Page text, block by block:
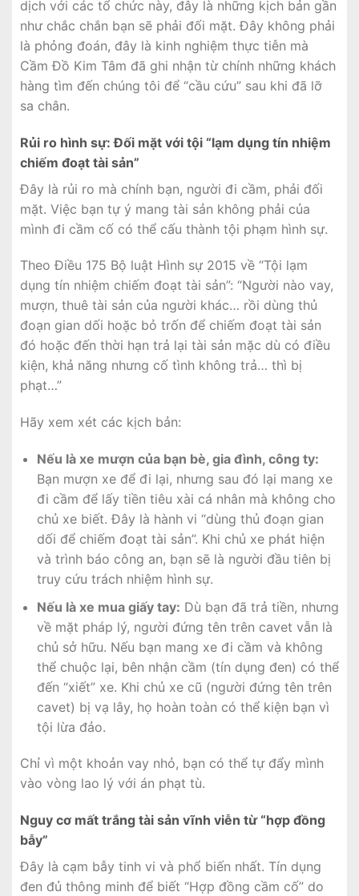
dịch với các tổ chức này, đây là những kịch bản gần
như chắc chắn bạn sẽ phải đối mặt. Đây không phải
là phỏng đoán, đây là kinh nghiệm thực tiễn mà
Cầm Đồ Kim Tâm đã ghi nhận từ chính những khách
hàng tìm đến chúng tôi để “cầu cứu” sau khi đã lỡ
sa chân.
Rủi ro hình sự: Đối mặt với tội “lạm dụng tín nhiệm
chiếm đoạt tài sản”
Đây là rủi ro mà chính bạn, người đi cầm, phải đối
mặt. Việc bạn tự ý mang tài sản không phải của
mình đi cầm cố có thể cấu thành tội phạm hình sự.
Theo Điều 175 Bộ luật Hình sự 2015 về “Tội lạm
dụng tín nhiệm chiếm đoạt tài sản”: “Người nào vay,
mượn, thuê tài sản của người khác… rồi dùng thủ
đoạn gian dối hoặc bỏ trốn để chiếm đoạt tài sản
đó hoặc đến thời hạn trả lại tài sản mặc dù có điều
kiện, khả năng nhưng cố tình không trả… thì bị
phạt…”
Hãy xem xét các kịch bản:
Nếu là xe mượn của bạn bè, gia đình, công ty:
Bạn mượn xe để đi lại, nhưng sau đó lại mang xe
đi cầm để lấy tiền tiêu xài cá nhân mà không cho
chủ xe biết. Đây là hành vi “dùng thủ đoạn gian
dối để chiếm đoạt tài sản”. Khi chủ xe phát hiện
và trình báo công an, bạn sẽ là người đầu tiên bị
truy cứu trách nhiệm hình sự.
Nếu là xe mua giấy tay: Dù bạn đã trả tiền, nhưng
về mặt pháp lý, người đứng tên trên cavet vẫn là
chủ sở hữu. Nếu bạn mang xe đi cầm và không
thể chuộc lại, bên nhận cầm (tín dụng đen) có thể
đến “xiết” xe. Khi chủ xe cũ (người đứng tên trên
cavet) bị vạ lây, họ hoàn toàn có thể kiện bạn vì
tội lừa đảo.
Chỉ vì một khoản vay nhỏ, bạn có thể tự đẩy mình
vào vòng lao lý với án phạt tù.
Nguy cơ mất trắng tài sản vĩnh viễn từ “hợp đồng
bẫy”
Đây là cạm bẫy tinh vi và phổ biến nhất. Tín dụng
đen đủ thông minh để biết “Hợp đồng cầm cố” do